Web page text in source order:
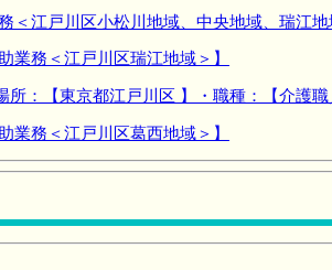
＜江戸川区小松川地域、中央地域、瑞江
業務＜江戸川区瑞江地域＞】
【東京都江戸川区 】・職種：【介護職
業務＜江戸川区葛西地域＞】